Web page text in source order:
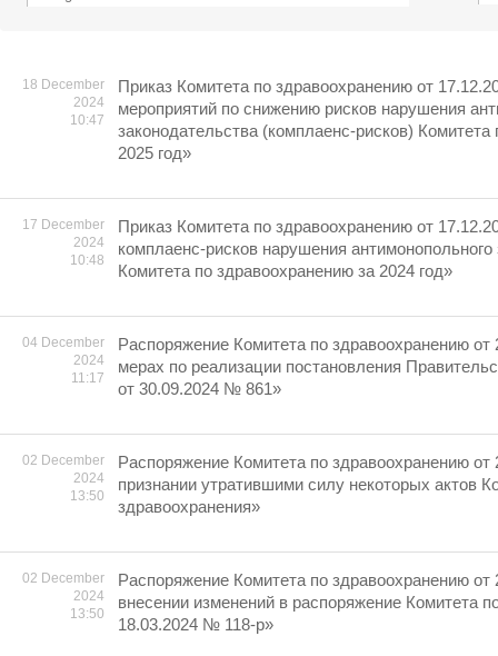
18 December
2024
10:47
Приказ Комитета по здравоохранению от
мероприятий по снижению рисков нарушения
законодательства (комплаенс-рисков)
2025 год»
17 December
2024
10:48
Приказ Комитета по здравоохранению от
комплаенс-рисков нарушения антимонопольного
Комитета по здравоохранению за 2024 год»
04 December
2024
11:17
Распоряжение Комитета по здравоохранению
мерах по реализации постановления
от 30.09.2024 № 861»
02 December
2024
13:50
Распоряжение Комитета по здравоохранению
признании утратившими силу некоторых актов
здравоохранения»
02 December
2024
13:50
Распоряжение Комитета по здравоохранению
внесении изменений в распоряжение Комитета
18.03.2024 № 118-р»